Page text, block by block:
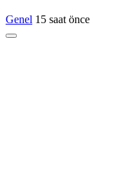
Genel 15 saat önce